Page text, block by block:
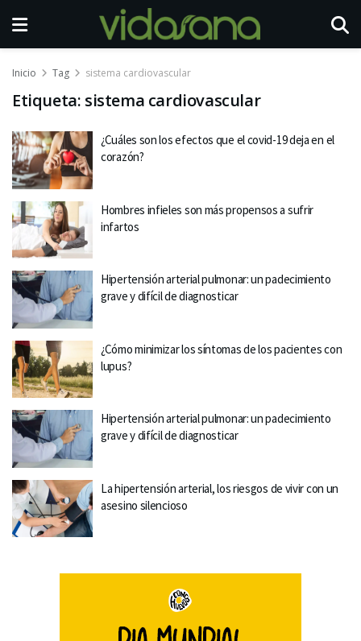
Inicio Tag sistema cardiovascular
Etiqueta: sistema cardiovascular
¿Cuáles son los efectos que el covid-19 deja en el
corazón?
Hombres infieles son más propensos a sufrir
infartos
Hipertensión arterial pulmonar: un padecimiento
grave y difícil de diagnosticar
¿Cómo minimizar los síntomas de los pacientes con
lupus?
Hipertensión arterial pulmonar: un padecimiento
grave y difícil de diagnosticar
La hipertensión arterial, los riesgos de vivir con un
asesino silencioso